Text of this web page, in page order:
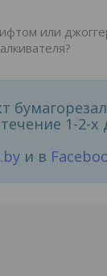
или
1-2-х
и в